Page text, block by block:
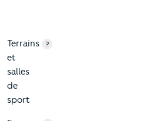
Terrains
et
salles
de
sport
?